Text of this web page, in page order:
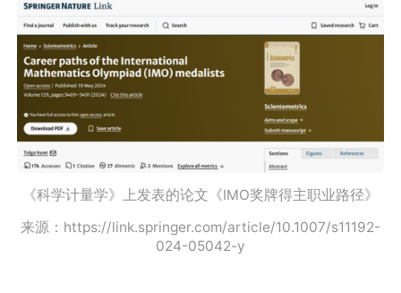
《科学计量学》上发表的论文《IMO奖牌得主职业路径》
来源：https://link.springer.com/article/10.1007/s11192-
024-05042-y